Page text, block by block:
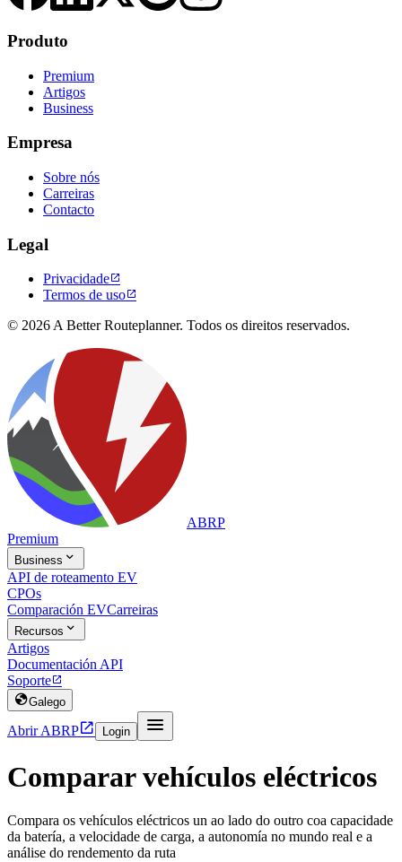
Produto
Premium
Artigos
Business
Empresa
Sobre nós
Carreiras
Contacto
Legal
Privacidade
Termos de uso
© 2026 A Better Routeplanner. Todos os direitos reservados.
ABRP
Premium
Business 
API de roteamento EV
CPOs
Comparación EVCarreiras
Recursos 
Artigos
Documentación API
Soporte
Galego
Abrir ABRP Login 
Comparar vehículos eléctricos
Compara os vehículos eléctricos un ao lado do outro coa capacidade
da batería, a velocidade de carga, a autonomía no mundo real e a
análise do rendemento da ruta